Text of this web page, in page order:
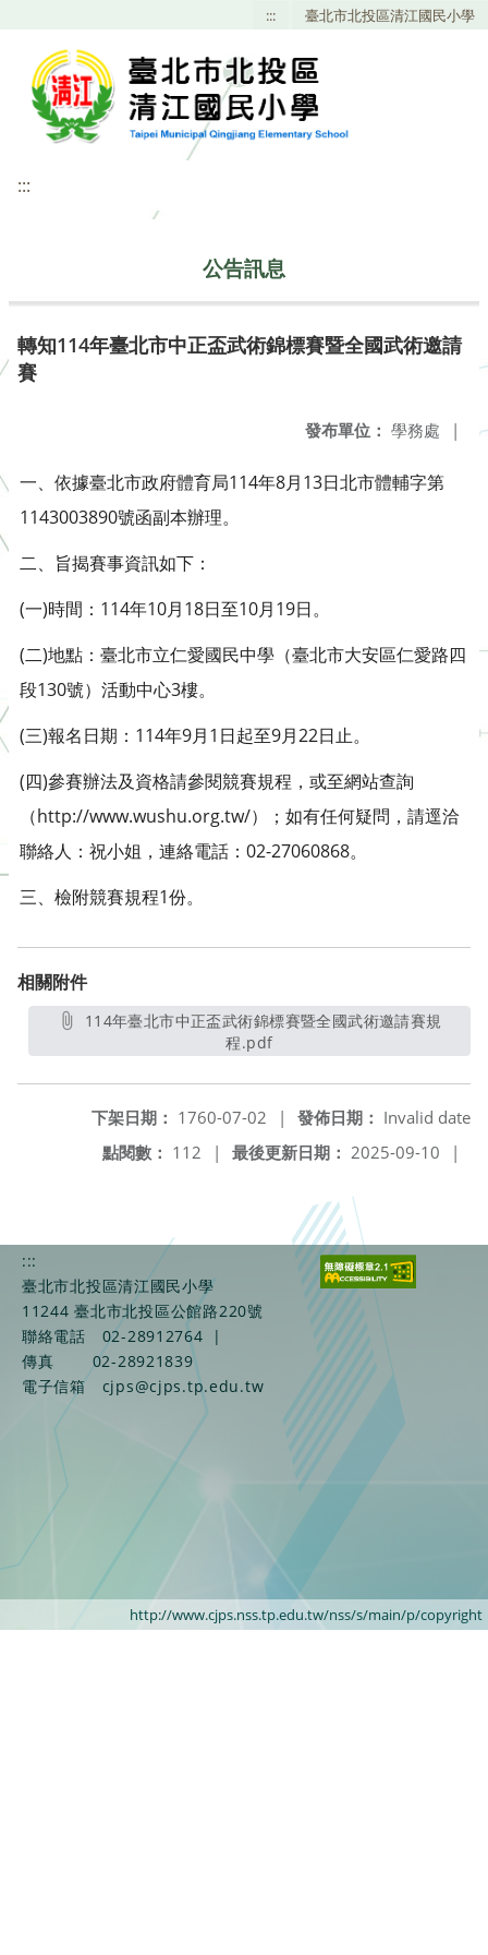
::: 臺北市北投區清江國民小學
:::
公告訊息
轉知114年臺北市中正盃武術錦標賽暨全國武術邀請
賽
發布單位： 學務處 |
一、依據臺北市政府體育局114年8月13日北市體輔字第
1143003890號函副本辦理。
二、旨揭賽事資訊如下：
(一)時間：114年10月18日至10月19日。
(二)地點：臺北市立仁愛國民中學（臺北市大安區仁愛路四
段130號）活動中心3樓。
(三)報名日期：114年9月1日起至9月22日止。
(四)參賽辦法及資格請參閱競賽規程，或至網站查詢
（http://www.wushu.org.tw/）；如有任何疑問，請逕洽
聯絡人：祝小姐，連絡電話：02-27060868。
三、檢附競賽規程1份。
相關附件
程.pdf另開新視窗
發佈日期： Invalid date
下架日期： 1760-07-02
|
最後更新日期： 2025-09-10 |
點閱數： 112 |
:::
臺北市北投區清江國民小學
11244 臺北市北投區公館路220號
聯絡電話
02-28912764
|
傳真
02-28921839
電子信箱
cjps@cjps.tp.edu.tw
http://www.cjps.nss.tp.edu.tw/nss/s/main/p/copyright